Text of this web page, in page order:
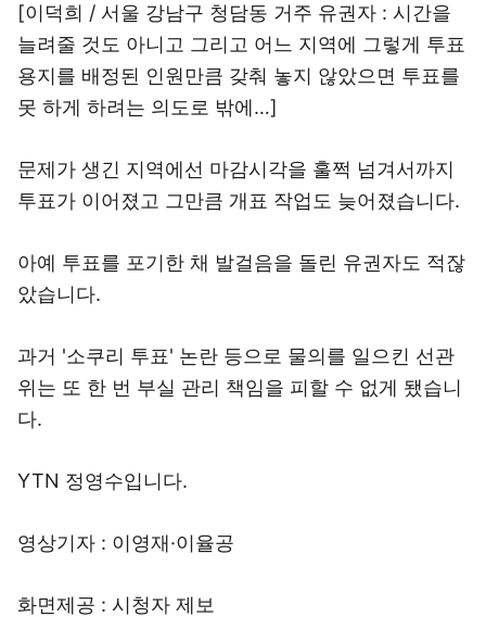
[이덕희 / 서울 강남구 청담동 거주 유권자 : 시간을
늘려줄 것도 아니고 그리고 어느 지역에 그렇게 투표
용지를 배정된 인원만큼 갖춰 놓지 않았으면 투표를
못 하게 하려는 의도로 밖에…]
문제가 생긴 지역에선 마감시각을 훌쩍 넘겨서까지
투표가 이어졌고 그만큼 개표 작업도 늦어졌습니다.
아예 투표를 포기한 채 발걸음을 돌린 유권자도 적잖
았습니다.
과거 '소쿠리 투표' 논란 등으로 물의를 일으킨 선관
위는 또 한 번 부실 관리 책임을 피할 수 없게 됐습니
다.
YTN 정영수입니다.
영상기자 : 이영재·이율공
화면제공 : 시청자 제보